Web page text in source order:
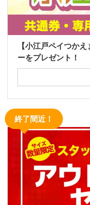
【小江戸ペイつか
ーをプレゼント！
終了間近！